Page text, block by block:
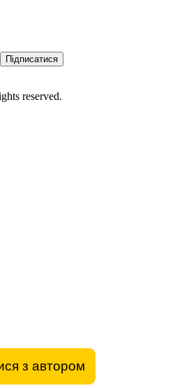
з автором
Підписатися
reserved.